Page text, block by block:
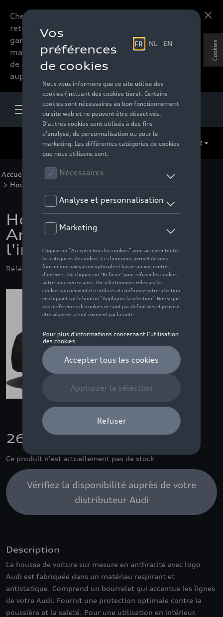
Chers accessoires-lovers,
retrouvez dorénavant toute la
gamme d’accessoires de votre
marque préférée sous forme
de catalogue à commander
auprès de votre distributeur.
FR
Accueil Pour votre Audi > Confort et protection
> Housses de protection >Housses de voitures > Détail
Housse de voiture avec
Anneaux Audi pour
l'intérieur
Référence: 8W5061205
260,00 €
Ce produit n'est actuellement pas de stock
Vérifiez la disponibilité auprès de votre
distributeur Audi
Description
La housse de voiture sur mesure en anthracite avec logo
Audi est fabriquée dans un matériau respirant et
antistatique. Comprend un bourrelet qui accentue les lignes
de votre Audi. Fournit une protection optimale contre la
poussière et la saleté. Pour une utilisation en intérieur.
Cookies